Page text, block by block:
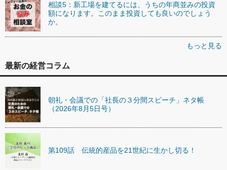
相談5：新工場を建てるには、うちの年商並みの投資
額になります。このまま投資しても良いのでしょう
か。
もっと見る
最新の経営コラム
朝礼・会議での「社長の３分間スピーチ」ネタ帳
（2026年8月5日号）
第109話 伝統的産品を21世紀に生かし切る！